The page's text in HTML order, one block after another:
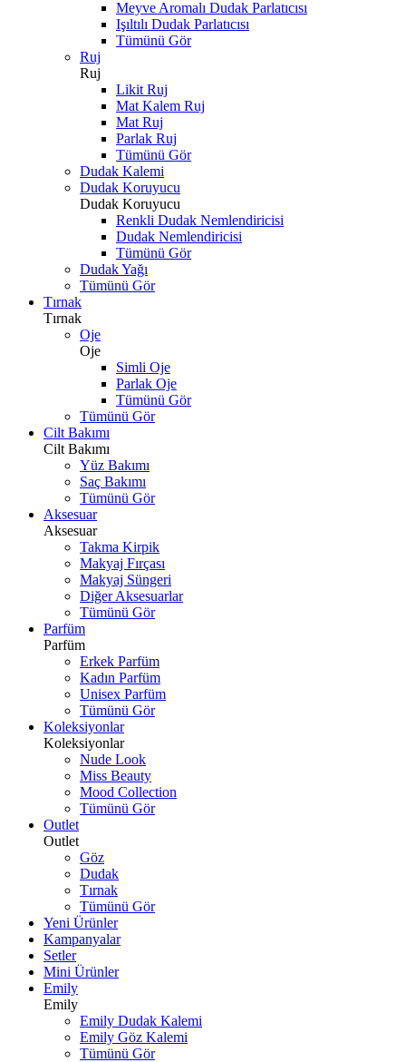
Meyve Aromalı Dudak Parlatıcısı
Işıltılı Dudak Parlatıcısı
Tümünü Gör
Ruj
Ruj
Likit Ruj
Mat Kalem Ruj
Mat Ruj
Parlak Ruj
Tümünü Gör
Dudak Kalemi
Dudak Koruyucu
Dudak Koruyucu
Renkli Dudak Nemlendiricisi
Dudak Nemlendiricisi
Tümünü Gör
Dudak Yağı
Tümünü Gör
Tırnak
Tırnak
Oje
Oje
Simli Oje
Parlak Oje
Tümünü Gör
Tümünü Gör
Cilt Bakımı
Cilt Bakımı
Yüz Bakımı
Saç Bakımı
Tümünü Gör
Aksesuar
Aksesuar
Takma Kirpik
Makyaj Fırçası
Makyaj Süngeri
Diğer Aksesuarlar
Tümünü Gör
Parfüm
Parfüm
Erkek Parfüm
Kadın Parfüm
Unisex Parfüm
Tümünü Gör
Koleksiyonlar
Koleksiyonlar
Nude Look
Miss Beauty
Mood Collection
Tümünü Gör
Outlet
Outlet
Göz
Dudak
Tırnak
Tümünü Gör
Yeni Ürünler
Kampanyalar
Setler
Mini Ürünler
Emily
Emily
Emily Dudak Kalemi
Emily Göz Kalemi
Tümünü Gör